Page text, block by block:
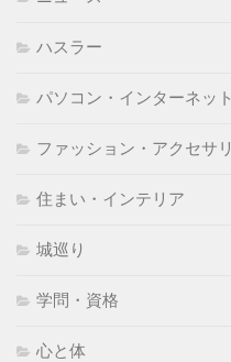
ハスラー
パソコン・インターネット
ファッション・アクセサリ
住まい・インテリア
城巡り
学問・資格
心と体